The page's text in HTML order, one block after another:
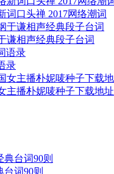
词口头禅 2017网络潮词
谦相声经典段子台词
录
主播朴妮唛种子下载地址
词90则